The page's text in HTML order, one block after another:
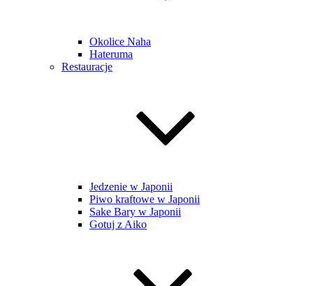
Okolice Naha
Hateruma
Restauracje
Jedzenie w Japonii
Piwo kraftowe w Japonii
Sake Bary w Japonii
Gotuj z Aiko